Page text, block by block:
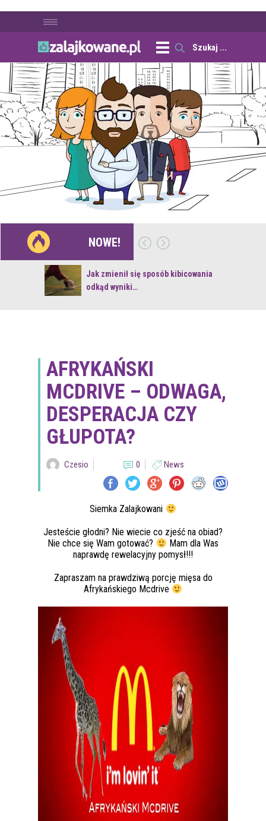
NOWE!
Jak zmienił się sposób kibicowania
odkąd wyniki…
AFRYKAŃSKI
MCDRIVE – ODWAGA,
DESPERACJA CZY
GŁUPOTA?
Czesio 0 News
Siemka Zalajkowani
Jesteście głodni? Nie wiecie co zjeść na obiad?
Nie chce się Wam gotować?
Mam dla Was
naprawdę rewelacyjny pomysł!!!
Zapraszam na prawdziwą porcję mięsa do
Afrykańskiego Mcdrive